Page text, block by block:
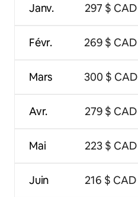
Janv.
Févr.
Mars
Avr.
Mai
Juin
297 $ CAD
269 $ CAD
300 $ CAD
279 $ CAD
223 $ CAD
216 $ CAD